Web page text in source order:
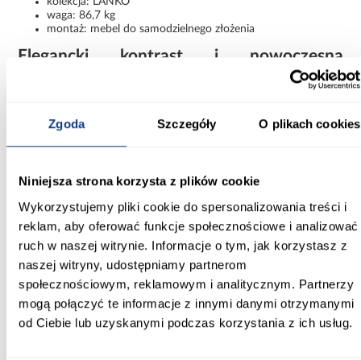
Zgoda Szczegóły O plikach cookies
Niniejsza strona korzysta z plików cookie
Wykorzystujemy pliki cookie do spersonalizowania treści i
reklam, aby oferować funkcje społecznościowe i analizować
ruch w naszej witrynie. Informacje o tym, jak korzystasz z
naszej witryny, udostępniamy partnerom
społecznościowym, reklamowym i analitycznym. Partnerzy
mogą połączyć te informacje z innymi danymi otrzymanymi
od Ciebie lub uzyskanymi podczas korzystania z ich usług.
waga: 86,7 kg
montaż: mebel do samodzielnego złożenia
Elegancki kontrast i nowoczesna
Kontrastowe fronty, praktyczne lustro i przesuwne drzwi
Informacje Transport Informacje o
Kształt:
proste
przesuwne